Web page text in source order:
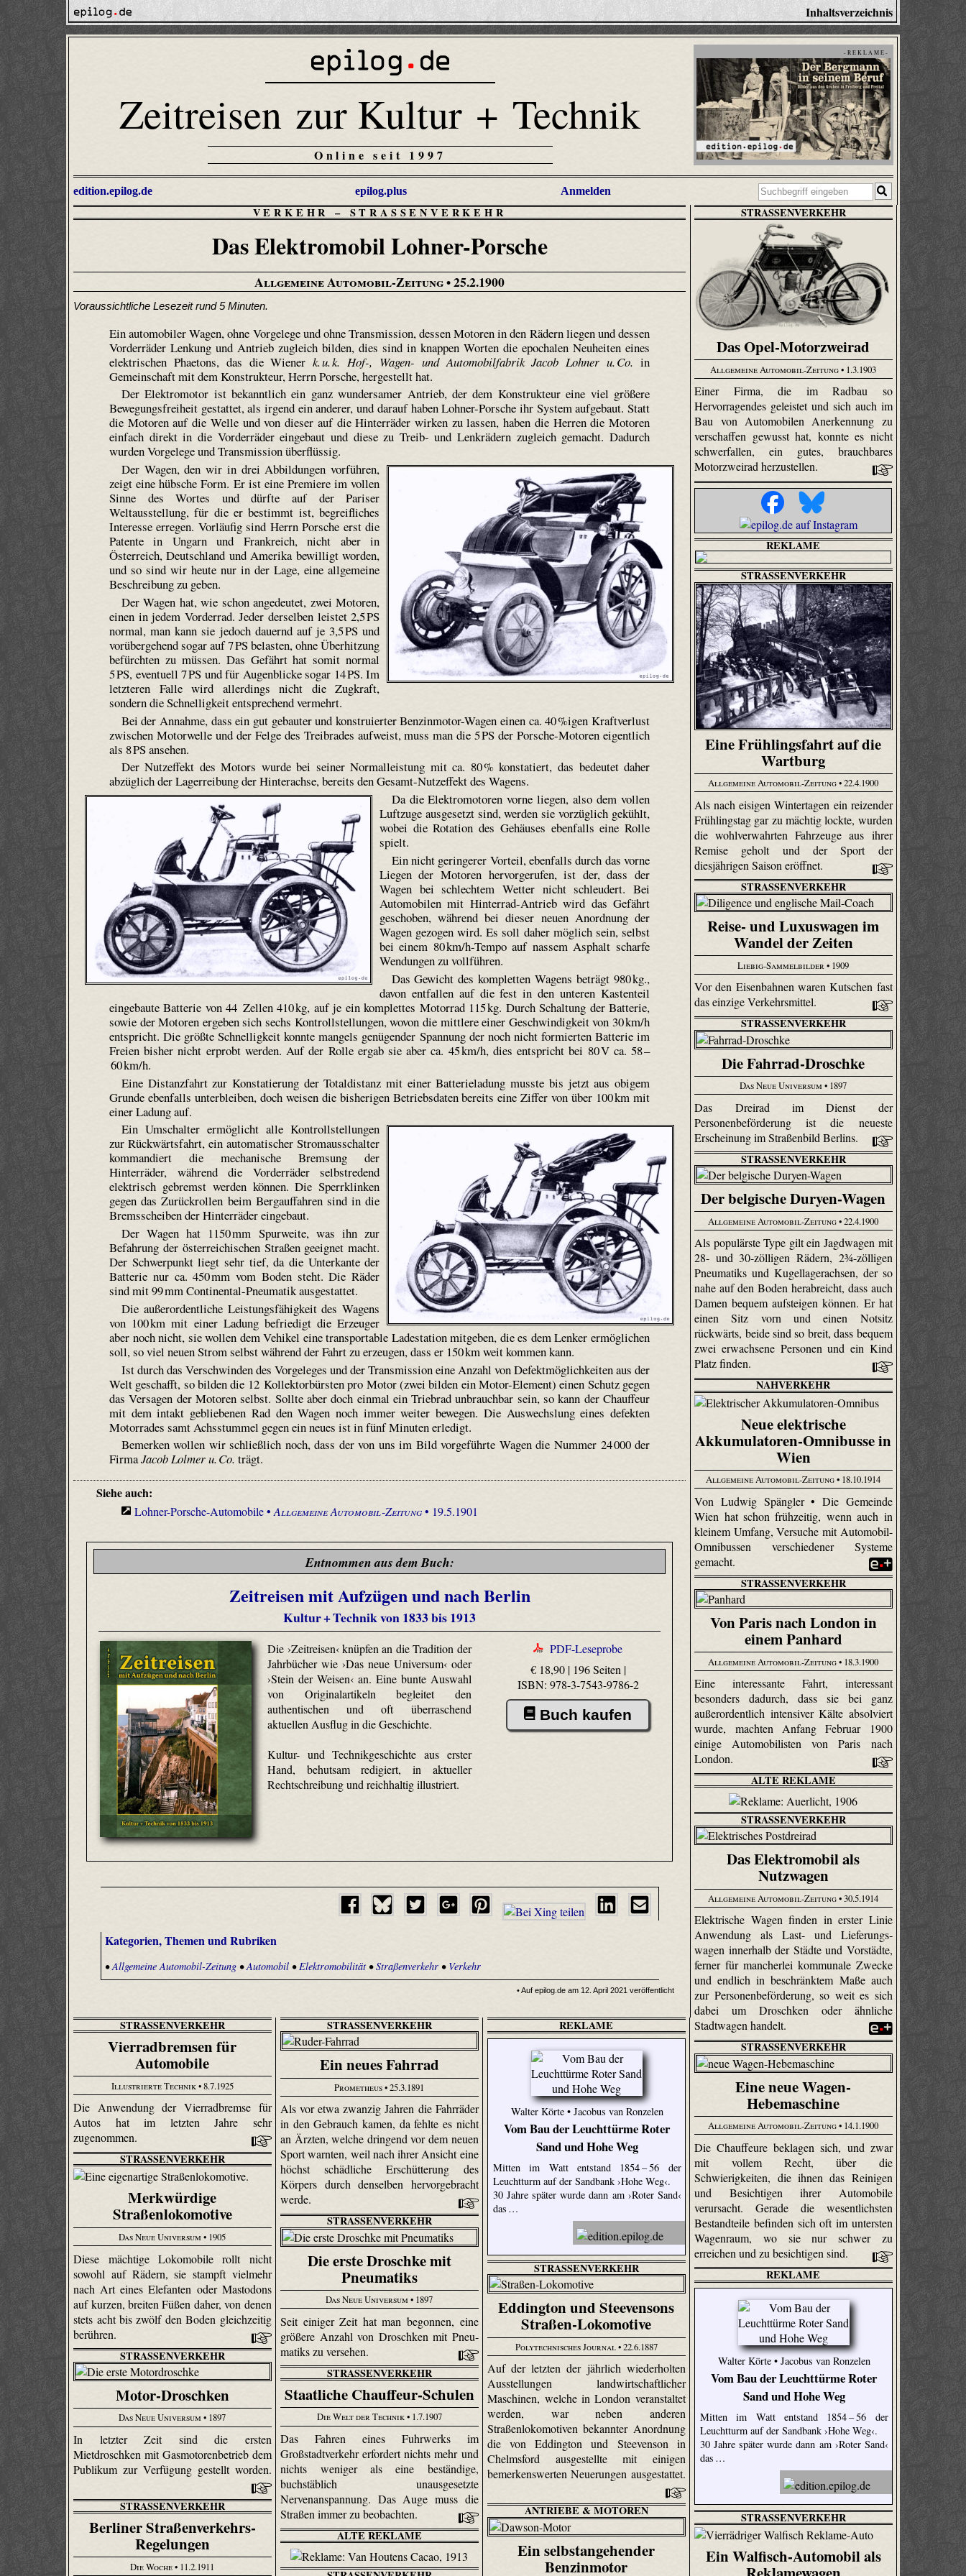
Inhaltsverzeichnis
Zeitreisen zur Kultur + Technik
Online seit 1997
- R E K L A M E -
edition.epilog.de epilog.plus Anmelden
VERKEHR–STRASSENVERKEHR
Das Elektromobil Lohner-Porsche
Allgemeine Automobil-Zeitung• 25.2.1900
Voraussichtliche Lesezeit rund 5 Minuten.
Ein automobiler Wagen, ohne Vorgelege und ohne Transmission, dessen Motoren in den Rädern liegen und dessen
Vorderräder Lenkung und Antrieb zugleich bilden, dies sind in knappen Worten die epochalen Neuheiten eines
elektrischen Phaetons, das die Wienerk. u. k. Hof-, Wagen- und Automobilfabrik Jacob Lohner u. Co. in
Gemeinschaft mit dem Konstrukteur, Herrn Porsche, hergestellt hat.
Der Elektromotor ist bekanntlich ein ganz wundersamer Antrieb, der dem Konstrukteur eine viel größere
Bewegungsfreiheit gestattet, als irgend ein anderer, und darauf haben Lohner-Porsche ihr System aufgebaut. Statt
die Motoren auf die Welle und von dieser auf die Hinterräder wirken zu lassen, haben die Herren die Motoren
einfach direkt in die Vorderräder eingebaut und diese zu Treib- und Lenkrädern zugleich gemacht. Dadurch
wurden Vorgelege und Transmission überflüssig.
Der Wagen, den wir in drei Abbildungen vorführen,
zeigt eine hübsche Form. Er ist eine Premiere im vollen
Sinne des Wortes und dürfte auf der Pariser
Weltausstellung, für die er bestimmt ist, begreifliches
Interesse erregen. Vorläufig sind Herrn Porsche erst die
Patente in Ungarn und Frankreich, nicht aber in
Österreich, Deutschland und Amerika bewilligt worden,
und so sind wir heute nur in der Lage, eine allgemeine
Beschreibung zu geben.
Der Wagen hat, wie schon angedeutet, zwei Motoren,
einen in jedem Vorderrad. Jeder derselben leistet 2,5 PS
normal, man kann sie jedoch dauernd auf je 3,5 PS und
vorübergehend sogar auf 7 PS belasten, ohne Überhitzung
befürchten zu müssen. Das Gefährt hat somit normal
5 PS, eventuell 7 PS und für Augenblicke sogar 14 PS. Im
letzteren Falle wird allerdings nicht die Zugkraft,
sondern die Schnelligkeit entsprechend vermehrt.
Bei der Annahme, dass ein gut gebauter und konstruierter Benzinmotor-Wagen einen ca. 40 %igen Kraftverlust
zwischen Motorwelle und der Felge des Treibrades aufweist, muss man die 5 PS der Porsche-Motoren eigentlich
als 8 PS ansehen.
Der Nutzeffekt des Motors wurde bei seiner Normalleistung mit ca. 80 % konstatiert, das bedeutet daher
abzüglich der Lagerreibung der Hinterachse, bereits den Gesamt-Nutzeffekt des Wagens.
Da die Elektromotoren vorne liegen, also dem vollen
Luftzuge ausgesetzt sind, werden sie vorzüglich gekühlt,
wobei die Rotation des Gehäuses ebenfalls eine Rolle
spielt.
Ein nicht geringerer Vorteil, ebenfalls durch das vorne
Liegen der Motoren hervorgerufen, ist der, dass der
Wagen bei schlechtem Wetter nicht schleudert. Bei
Automobilen mit Hinterrad-Antrieb wird das Gefährt
geschoben, während bei dieser neuen Anordnung der
Wagen gezogen wird. Es soll daher möglich sein, selbst
bei einem 80 km/h-Tempo auf nassem Asphalt scharfe
Wendungen zu vollführen.
Das Gewicht des kompletten Wagens beträgt 980 kg.,
davon entfallen auf die fest in den unteren Kastenteil
eingebaute Batterie von 44 Zellen 410 kg, auf je ein komplettes Motorrad 115 kg. Durch Schaltung der Batterie,
sowie der Motoren ergeben sich sechs Kontrollstellungen, wovon die mittlere einer Geschwindigkeit von 30 km/h
entspricht. Die größte Schnelligkeit konnte mangels genügender Spannung der noch nicht formierten Batterie im
Freien bisher nicht erprobt werden. Auf der Rolle ergab sie aber ca. 45 km/h, dies entspricht bei 80 V ca. 58 –
60 km/h.
Eine Distanzfahrt zur Konstatierung der Totaldistanz mit einer Batterieladung musste bis jetzt aus obigem
Grunde ebenfalls unterbleiben, doch weisen die bisherigen Betriebsdaten bereits eine Ziffer von über 100 km mit
einer Ladung auf.
Ein Umschalter ermöglicht alle Kontrollstellungen
zur Rückwärtsfahrt, ein automatischer Stromausschalter
kommandiert die mechanische Bremsung der
Hinterräder, während die Vorderräder selbstredend
elektrisch gebremst werden können. Die Sperrklinken
gegen das Zurückrollen beim Bergauffahren sind in die
Bremsscheiben der Hinterräder eingebaut.
Der Wagen hat 1150 mm Spurweite, was ihn zur
Befahrung der österreichischen Straßen geeignet macht.
Der Schwerpunkt liegt sehr tief, da die Unterkante der
Batterie nur ca. 450 mm vom Boden steht. Die Räder
sind mit 99 mm Continental-Pneumatik ausgestattet.
Die außerordentliche Leistungsfähigkeit des Wagens
von 100 km mit einer Ladung befriedigt die Erzeuger
aber noch nicht, sie wollen dem Vehikel eine transportable Ladestation mitgeben, die es dem Lenker ermöglichen
soll, so viel neuen Strom selbst während der Fahrt zu erzeugen, dass er 150 km weit kommen kann.
Ist durch das Verschwinden des Vorgeleges und der Transmission eine Anzahl von Defektmöglichkeiten aus der
Welt geschafft, so bilden die 12 Kollektorbürsten pro Motor (zwei bilden ein Motor-Element) einen Schutz gegen
das Versagen der Motoren selbst. Sollte aber doch einmal ein Triebrad unbrauchbar sein, so kann der Chauffeur
mit dem intakt gebliebenen Rad den Wagen noch immer weiter bewegen. Die Auswechslung eines defekten
Motorrades samt Achsstummel gegen ein neues ist in fünf Minuten erledigt.
Bemerken wollen wir schließlich noch, dass der von uns im Bild vorgeführte Wagen die Nummer 24 000 der
FirmaJacob Lolmer u. Co. trägt.
Siehe auch:
Lohner-Porsche-Automobile •Allgemeine Automobil-Zeitung• 19.5.1901
Entnommen aus dem Buch:
Zeitreisen mit Aufzügen und nach Berlin
Kultur + Technik von 1833 bis 1913
Die ›Zeitreisen‹ knüpfen an die Tradition der
Jahrbücher wie ›Das neue Universum‹ oder
›Stein der Weisen‹ an. Eine bunte Auswahl
von Originalartikeln begleitet den
authentischen und oft überraschend
aktuellen Ausflug in die Geschichte.
Kultur- und Technikgeschichte aus erster
Hand, behutsam redigiert, in aktueller
Rechtschreibung und reichhaltig illustriert.
PDF-Leseprobe
€ 18,90 | 196 Seiten |
ISBN: 978-3-7543-9786-2
Buch kaufen
Kategorien, Themen und Rubriken
•Allgemeine Automobil-Zeitung •Automobil • Elektromobilität•Straßenverkehr • Verkehr
• Auf epilog.de am 12. April 2021 veröffentlicht
STRASSENVERKEHR
Das Opel-Motorzweirad
Allgemeine Automobil-Zeitung• 1.3.1903
Einer Firma, die im Radbau so
Hervorragendes geleistet und sich auch im
Bau von Automobilen Anerkennung zu
verschaffen gewusst hat, konnte es nicht
schwerfallen, ein gutes, brauchbares
Motorzweirad herzustellen.
REKLAME
STRASSENVERKEHR
Eine Frühlingsfahrt auf die
Wartburg
Allgemeine Automobil-Zeitung• 22.4.1900
Als nach eisigen Wintertagen ein reizender
Frühlingstag gar zu mächtig lockte, wurden
die wohlverwahrten Fahrzeuge aus ihrer
Remise geholt und der Sport der
diesjährigen Saison eröffnet.
STRASSENVERKEHR
Reise- und Luxuswagen im
Wandel der Zeiten
Liebig-Sammelbilder• 1909
Vor den Eisenbahnen waren Kutschen fast
das einzige Verkehrsmittel.
STRASSENVERKEHR
Die Fahrrad-Droschke
Das Neue Universum• 1897
Das Dreirad im Dienst der
Personenbeförderung ist die neueste
Erscheinung im Straßenbild Berlins.
STRASSENVERKEHR
Der belgische Duryen-Wagen
Allgemeine Automobil-Zeitung• 22.4.1900
Als populärste Type gilt ein Jagdwagen mit
28- und 30-zölligen Rädern, 2¾-zölligen
Pneumatiks und Kugellagerachsen, der so
nahe auf den Boden herabreicht, dass auch
Damen bequem aufsteigen können. Er hat
einen Sitz vorn und einen Notsitz
rückwärts, beide sind so breit, dass bequem
zwei erwachsene Personen und ein Kind
Platz finden.
NAHVERKEHR
Neue elektrische
Akkumulatoren-Omnibusse in
Wien
Allgemeine Automobil-Zeitung• 18.10.1914
Von Ludwig Spängler • Die Gemeinde
Wien hat schon frühzeitig, wenn auch in
kleinem Umfang, Versuche mit Automobil-
Omnibussen verschiedener Systeme
gemacht.
STRASSENVERKEHR
Von Paris nach London in
einem Panhard
Allgemeine Automobil-Zeitung• 18.3.1900
Eine interessante Fahrt, interessant
besonders dadurch, dass sie bei ganz
außerordentlich intensiver Kälte absolviert
wurde, machten Anfang Februar 1900
einige Automobilisten von Paris nach
London.
ALTE REKLAME
STRASSENVERKEHR
Das Elektromobil als
Nutzwagen
Allgemeine Automobil-Zeitung• 30.5.1914
Elektrische Wagen finden in erster Linie
Anwendung als Last- und Liefe­rungs­
wagen innerhalb der Städte und Vorstädte,
ferner für mancherlei kommunale Zwecke
und endlich in beschränktem Maße auch
zur Personenbeförderung, so weit es sich
dabei um Droschken oder ähnliche
Stadtwagen handelt.
STRASSENVERKEHR
Vierradbremsen für
Automobile
Illustrierte Technik• 8.7.1925
Die Anwendung der Vierradbremse für
Autos hat im letzten Jahre sehr
zugenommen.
STRASSENVERKEHR
Ein neues Fahrrad
Prometheus• 25.3.1891
Als vor etwa zwanzig Jahren die Fahrräder
in den Gebrauch kamen, da fehlte es nicht
an Ärzten, welche dringend vor dem neuen
Sport warnten, weil nach ihrer Ansicht eine
höchst schädliche Erschütterung des
Körpers durch denselben hervorgebracht
werde.
REKLAME
Walter Körte • Jacobus van Ronzelen
Vom Bau der Leuchttürme Roter
Sand und Hohe Weg
Mitten im Watt entstand 1854 – 56 der
Leuchtturm auf der Sandbank ›Hohe Weg‹.
30 Jahre später wurde dann am ›Roter Sand‹
das …
STRASSENVERKEHR
Eddington und Steevensons
Straßen-Lokomotive
Polytechnisches Journal• 22.6.1887
Auf der letzten der jährlich wiederholten
Ausstellungen landwirtschaftlicher
Maschinen, welche in London veranstaltet
werden, war neben anderen
Straßenlokomotiven bekannter Anordnung
die von Eddington und Steevenson in
Chelmsford ausgestellte mit einigen
bemerkenswerten Neuerungen ausgestattet.
STRASSENVERKEHR
Eine neue Wagen-
Hebemaschine
Allgemeine Automobil-Zeitung• 14.1.1900
Die Chauffeure beklagen sich, und zwar
mit vollem Recht, über die
Schwierigkeiten, die ihnen das Reinigen
und Besichtigen ihrer Automobile
verursacht. Gerade die wesentlichsten
Bestandteile befinden sich oft im untersten
Wagenraum, wo sie nur schwer zu
erreichen und zu besichtigen sind.
STRASSENVERKEHR
Merkwürdige
Straßenlokomotive
Das Neue Universum • 1905
Diese mächtige Loko­mobile rollt nicht
sowohl auf Rädern, sie stampft vielmehr
nach Art eines Elefanten oder Mastodons
auf kurzen, breiten Füßen daher, von denen
stets acht bis zwölf den Boden gleichzeitig
berühren.
STRASSENVERKEHR
Die erste Droschke mit
Pneumatiks
Das Neue Universum • 1897
Seit einiger Zeit hat man begonnen, eine
größere Anzahl von Droschken mit Pneu­
matiks zu versehen.
REKLAME
Walter Körte • Jacobus van Ronzelen
Vom Bau der Leuchttürme Roter
Sand und Hohe Weg
Mitten im Watt entstand 1854 – 56 der
Leuchtturm auf der Sandbank ›Hohe Weg‹.
30 Jahre später wurde dann am ›Roter Sand‹
das …
STRASSENVERKEHR
Ein Walfisch-Automobil als
STRASSENVERKEHR
Motor-Droschken
Das Neue Universum • 1897
In letzter Zeit sind die ersten
Mietdroschken mit Gasmotorenbetrieb dem
Publikum zur Verfügung gestellt worden.
STRASSENVERKEHR
Staatliche Chauffeur-Schulen
Die Welt der Technik• 1.7.1907
Das Fahren eines Fuhrwerks im
Großstadtverkehr erfordert nichts mehr und
nichts weniger als eine beständige,
buchstäblich unausgesetzte
Nervenanspannung. Das Auge muss die
Straßen immer zu beobachten.
STRASSENVERKEHR
Berliner Straßenverkehrs-
Regelungen
Die Woche• 11.2.1911
ANTRIEBE & MOTOREN
Ein selbstangehender
Benzinmotor
ALTE REKLAME